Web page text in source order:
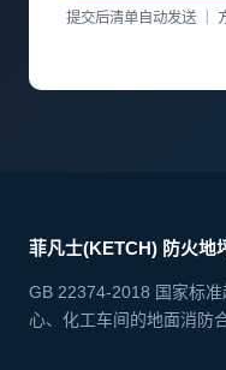
提交后清单自动发送 ｜
菲凡士(KETCH) 防火地
GB 22374-2018 国家标
心、化工车间的地面消防